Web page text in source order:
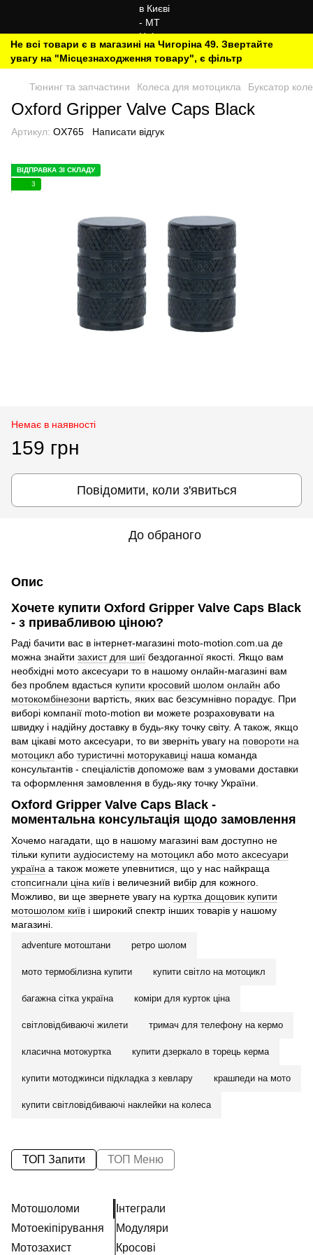
Не всі товари є в магазині на Чигоріна 49. Звертайте
увагу на "Місцезнаходження товару", є фільтр
Тюнинг та запчастини Колеса для мотоцикла Буксатор
Oxford Gripper Valve Caps Black
Артикул: OX765 Написати відгук
ВІДПРАВКА ЗІ СКЛАДУ
3
Немає в наявності
159 грн
Повідомити, коли з'явиться
До обраного
Опис
Хочете купити Oxford Gripper Valve Caps Black
- з привабливою ціною?
Раді бачити вас в інтернет-магазині moto-motion.com.ua де
можна знайти захист для шиї бездоганної якості. Якщо вам
необхідні мото аксесуари то в нашому онлайн-магазині вам
без проблем вдасться купити кросовий шолом онлайн або
мотокомбінезони вартість, яких вас безсумнівно порадує. При
виборі компанії moto-motion ви можете розраховувати на
швидку і надійну доставку в будь-яку точку світу. А також, якщо
вам цікаві мото аксесуари, то ви зверніть увагу на повороти на
мотоцикл або туристичні моторукавиці наша команда
консультантів - спеціалістів допоможе вам з умовами доставки
та оформлення замовлення в будь-яку точку України.
Oxford Gripper Valve Caps Black -
моментальна консультація щодо замовлення
Хочемо нагадати, що в нашому магазині вам доступно не
тільки купити аудіосистему на мотоцикл або мото аксесуари
україна а також можете упевнитися, що у нас найкраща
стопсигнали ціна київ і величезний вибір для кожного.
Можливо, ви ще звернете увагу на куртка дощовик купити
мотошолом київ і широкий спектр інших товарів у нашому
магазині.
adventure мотоштани ретро шолом
мото термобілизна купити купити світло на мотоцикл
багажна сітка україна коміри для курток ціна
світловідбиваючі жилети тримач для телефону на кермо
класична мотокуртка купити дзеркало в торець керма
купити мотоджинси підкладка з кевлару крашпеди на мото
купити світловідбиваючі наклейки на колеса
ТОП Запити ТОП Меню
Мотошоломи
Мотоекіпірування
Мотозахист
Інтеграли
Модуляри
Кросові